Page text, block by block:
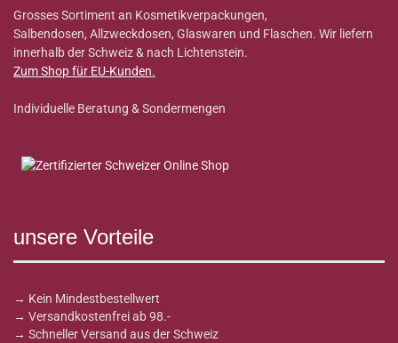
Grosses Sortiment an Kosmetikverpackungen,
Salbendosen, Allzweckdosen, Glaswaren und Flaschen. Wir liefern
innerhalb der Schweiz & nach Lichtenstein.
Zum Shop für EU-Kunden.
Individuelle Beratung & Sondermengen
unsere Vorteile
→ Kein Mindestbestellwert
→ Versandkostenfrei ab 98.-
→ Schneller Versand aus der Schweiz